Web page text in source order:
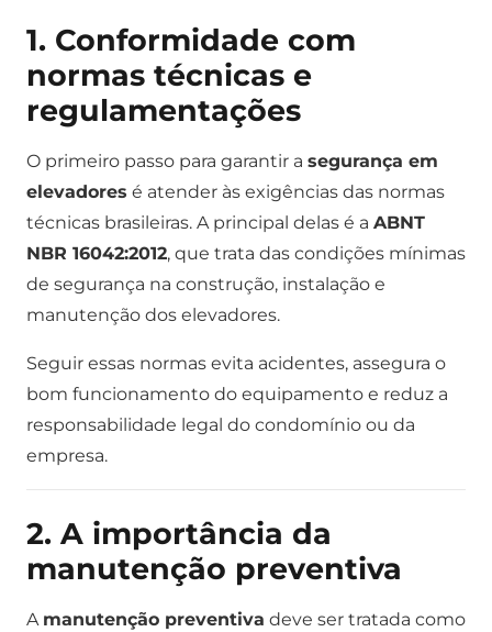
1. Conformidade com
normas técnicas e
regulamentações
O primeiro passo para garantir a segurança em
elevadores é atender às exigências das normas
técnicas brasileiras. A principal delas é a ABNT
NBR 16042:2012, que trata das condições mínimas
de segurança na construção, instalação e
manutenção dos elevadores.
Seguir essas normas evita acidentes, assegura o
bom funcionamento do equipamento e reduz a
responsabilidade legal do condomínio ou da
empresa.
2. A importância da
manutenção preventiva
A manutenção preventiva deve ser tratada como